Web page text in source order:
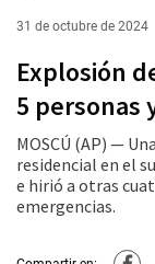
31 de octubre de 2024
Explosión
5 personas
MOSCÚ (AP) —
residencial en el
e hirió a otras
emergencias.